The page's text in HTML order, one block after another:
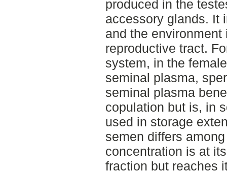
produced in the
accessory glands. It
and the
reproductive tract.
system, in the
seminal plasma,
seminal plasma
copulation but is, in
used in storage
semen differs
concentration is at
fraction but reaches